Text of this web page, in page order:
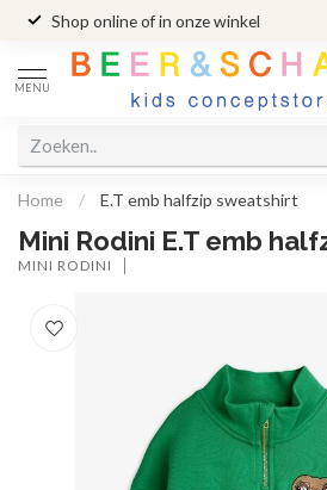
Shop online of in onze winkel
MENU
Home / E.T emb halfzip sweatshirt
Mini Rodini E.T emb
MINI RODINI